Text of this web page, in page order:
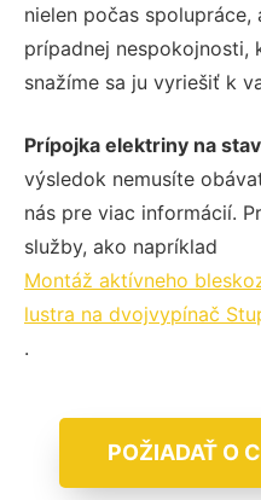
nielen počas spolupráce,
prípadnej nespokojnosti,
snažíme sa ju vyriešiť k
Prípojka elektriny na
výsledok nemusíte
nás pre viac informácií.
služby, ako napríklad
Montáž aktívneho
lustra na dvojvypínač
.
POŽIADAŤ O